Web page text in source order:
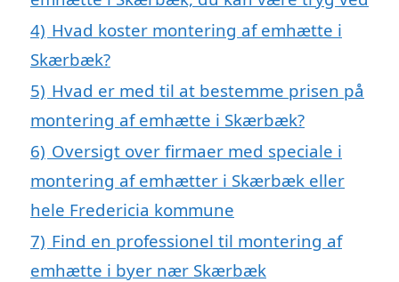
4) Hvad koster montering af emhætte i
Skærbæk?
5) Hvad er med til at bestemme prisen på
montering af emhætte i Skærbæk?
6) Oversigt over firmaer med speciale i
montering af emhætter i Skærbæk eller
hele Fredericia kommune
7) Find en professionel til montering af
emhætte i byer nær Skærbæk